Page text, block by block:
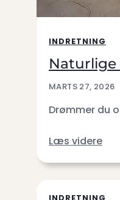
INDRETNING
MARTS 27, 2026
Drømmer du
Læs videre
INDRETNING